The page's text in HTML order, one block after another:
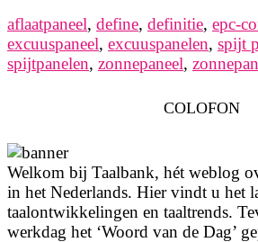
aflaatpaneel, define, definitie, epc-
excuuspaneel, excuuspanelen, spijt
spijtpanelen, zonnepaneel,
COLOFON
Welkom bij Taalbank, hét weblog
in het Nederlands. Hier vindt u het
taalontwikkelingen en taaltrends.
werkdag het ‘Woord van de Dag’